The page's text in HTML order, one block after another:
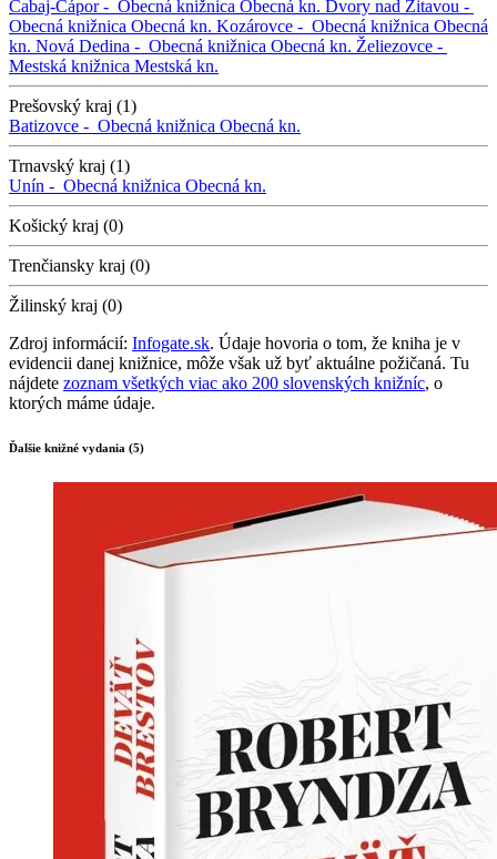
Cabaj-Čápor - Obecná knižnica Obecná kn. Dvory nad Žitavou -
Obecná knižnica Obecná kn. Kozárovce - Obecná knižnica Obecná
kn. Nová Dedina - Obecná knižnica Obecná kn. Želiezovce -
Mestská knižnica Mestská kn.
Prešovský kraj (1)
Batizovce - Obecná knižnica Obecná kn.
Trnavský kraj (1)
Unín - Obecná knižnica Obecná kn.
Košický kraj (0)
Trenčiansky kraj (0)
Žilinský kraj (0)
Zdroj informácií: Infogate.sk. Údaje hovoria o tom, že kniha je v
evidencii danej knižnice, môže však už byť aktuálne požičaná. Tu
nájdete zoznam všetkých viac ako 200 slovenských knižníc, o
ktorých máme údaje.
Ďalšie knižné vydania (5)